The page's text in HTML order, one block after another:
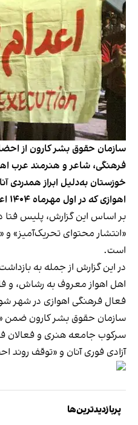
سازمان حقوق بشر کارون از
فرهنگی، شاعر و هنرمند عرب
خوزستان به‌دلیل ابراز
اهوازی که در اول مهرماه ۱۴۰۴ اعدام شدند، گزارش داد.
بر اساس این گزارش، پلیس فتا
«انتشار محتوای تحریک‌آمیز» و
است.
اهل اهواز معروف به رشاش، و
فعال فرهنگی اهوازی در شهر
سازمان حقوق بشر کارون ضمن
سرکوب جامعه هنری و فعالان
آزادی فورى آنان و «توقف روند
پربازدیدترین‌ها